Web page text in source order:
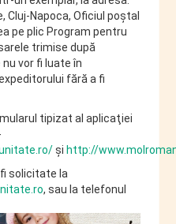
Cluj-Napoca, Oficiul poştal
pe plic Program pentru
trimise după
vor fi luate în
fără a fi
tipizat al aplicaţiei
şi http://
solicitate la
, sau la telefonul